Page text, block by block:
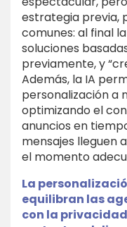
estrategia previa,
comunes: al final
soluciones
previamente, y
Además, la IA
personalización a
optimizando el
anuncios en
mensajes lleguen
el momento
La
equilibran las
con la